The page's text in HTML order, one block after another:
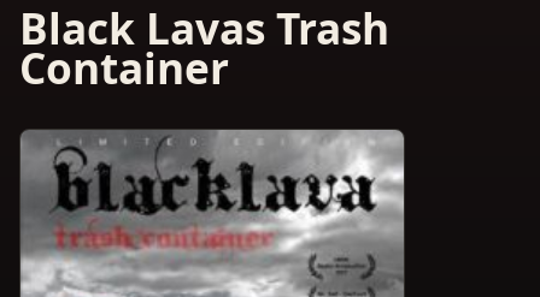
Black Lavas Trash
Container